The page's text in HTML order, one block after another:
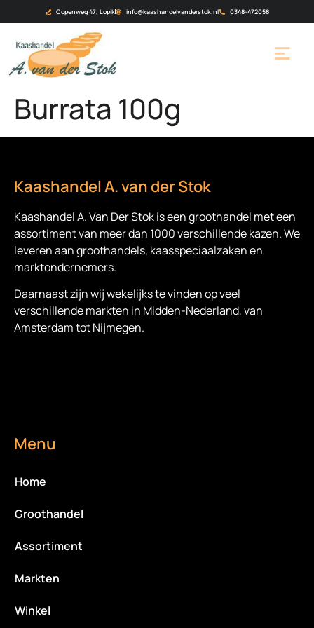
Copenweg 47, Lopik info@kaashandelvanderstok.nl 0348-472058
Burrata 100g
Kaashandel A. van der Stok
Kaashandel A. Van Der Stok is eengroothandel met een
assortiment van meer dan 1000 verschillende kazen. We
leveren aan groothandels, kaasspeciaalzaken en
marktondernemers.
Daarnaast zijn wij wekelijks te vinden op veel
verschillende markten in Midden-Nederland, van
Amsterdam tot Nijmegen.
Menu
Home
Groothandel
Assortiment
Markten
Winkel